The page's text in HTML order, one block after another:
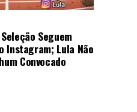
Seguem
Instagram; Lula Não
Convocado